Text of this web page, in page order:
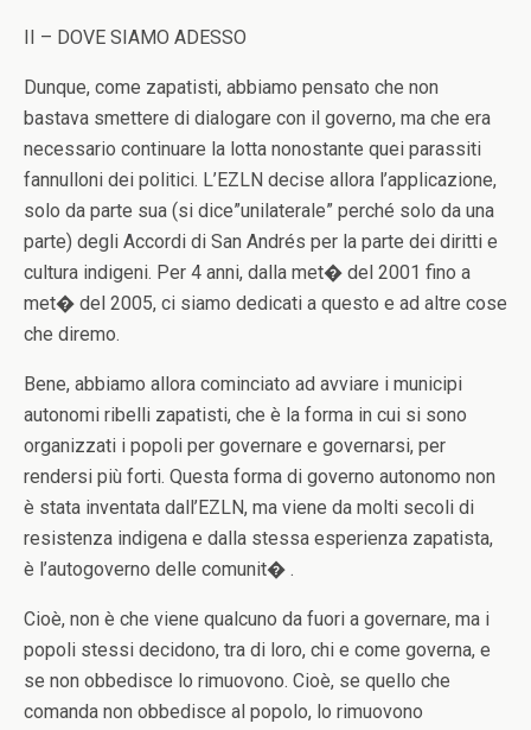
II – DOVE SIAMO ADESSO
Dunque, come zapatisti, abbiamo pensato che non
bastava smettere di dialogare con il governo, ma che era
necessario continuare la lotta nonostante quei parassiti
fannulloni dei politici. L’EZLN decise allora l’applicazione,
solo da parte sua (si dice”unilaterale” perché solo da una
parte) degli Accordi di San Andrés per la parte dei diritti e
cultura indigeni. Per 4 anni, dalla met� del 2001 fino a
met� del 2005, ci siamo dedicati a questo e ad altre cose
che diremo.
Bene, abbiamo allora cominciato ad avviare i municipi
autonomi ribelli zapatisti, che è la forma in cui si sono
organizzati i popoli per governare e governarsi, per
rendersi più forti. Questa forma di governo autonomo non
è stata inventata dall’EZLN, ma viene da molti secoli di
resistenza indigena e dalla stessa esperienza zapatista,
è l’autogoverno delle comunit� .
Cioè, non è che viene qualcuno da fuori a governare, ma i
popoli stessi decidono, tra di loro, chi e come governa, e
se non obbedisce lo rimuovono. Cioè, se quello che
comanda non obbedisce al popolo, lo rimuovono